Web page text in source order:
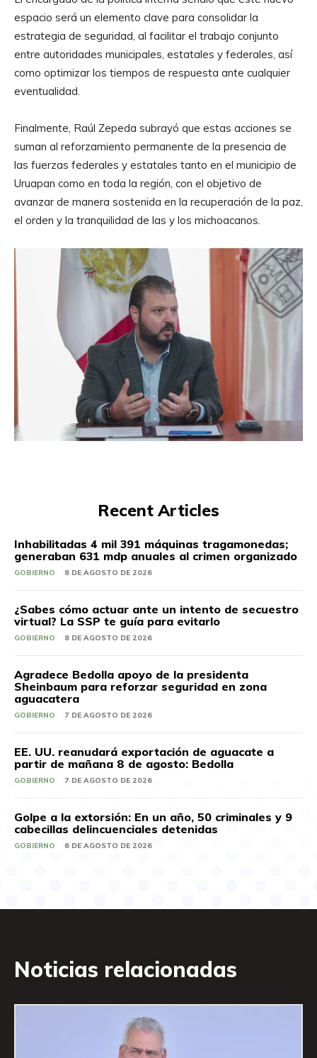
espacio será un elemento clave para consolidar la
estrategia de seguridad, al facilitar el trabajo conjunto
entre autoridades municipales, estatales y federales, así
como optimizar los tiempos de respuesta ante cualquier
eventualidad.
Finalmente, Raúl Zepeda subrayó que estas acciones se
suman al reforzamiento permanente de la presencia de
las fuerzas federales y estatales tanto en el municipio de
Uruapan como en toda la región, con el objetivo de
avanzar de manera sostenida en la recuperación de la paz,
el orden y la tranquilidad de las y los michoacanos.
Recent Articles
Inhabilitadas 4 mil 391 máquinas tragamonedas;
generaban 631 mdp anuales al crimen organizado
GOBIERNO 8 DE AGOSTO DE 2026
¿Sabes cómo actuar ante un intento de secuestro
virtual? La SSP te guía para evitarlo
GOBIERNO 8 DE AGOSTO DE 2026
Agradece Bedolla apoyo de la presidenta
Sheinbaum para reforzar seguridad en zona
aguacatera
GOBIERNO 7 DE AGOSTO DE 2026
EE. UU. reanudará exportación de aguacate a
partir de mañana 8 de agosto: Bedolla
GOBIERNO 7 DE AGOSTO DE 2026
Golpe a la extorsión: En un año, 50 criminales y 9
cabecillas delincuenciales detenidas
GOBIERNO 6 DE AGOSTO DE 2026
Noticias relacionadas